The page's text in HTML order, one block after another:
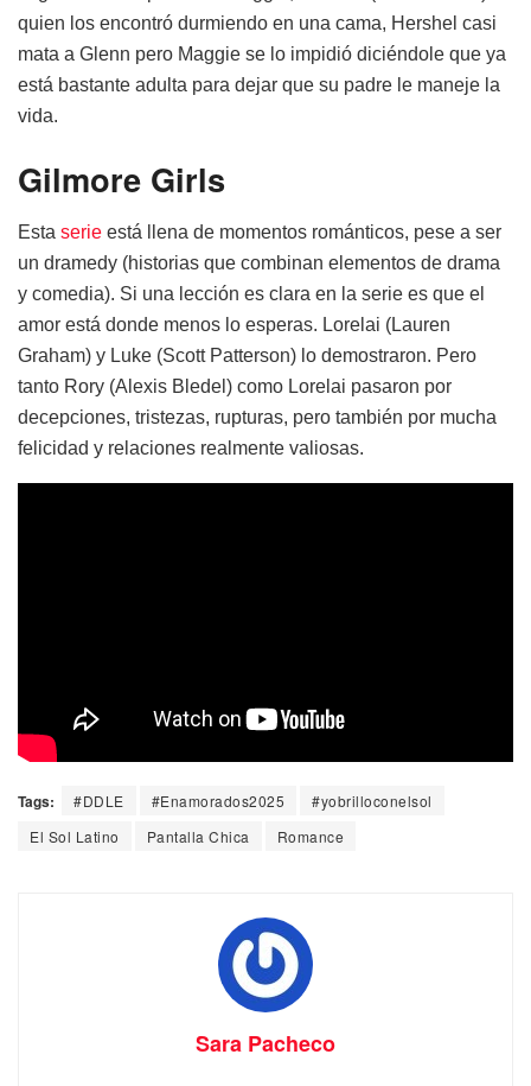
quien los encontró durmiendo en una cama, Hershel casi
mata a Glenn pero Maggie se lo impidió diciéndole que ya
está bastante adulta para dejar que su padre le maneje la
vida.
Gilmore Girls
Esta serie está llena de momentos románticos, pese a ser
un dramedy (historias que combinan elementos de drama
y comedia). Si una lección es clara en la serie es que el
amor está donde menos lo esperas. Lorelai (Lauren
Graham) y Luke (Scott Patterson) lo demostraron. Pero
tanto Rory (Alexis Bledel) como Lorelai pasaron por
decepciones, tristezas, rupturas, pero también por mucha
felicidad y relaciones realmente valiosas.
Tags: #DDLE #Enamorados2025
#yobrilloconelsol
El Sol Latino
Pantalla Chica Romance
Sara Pacheco